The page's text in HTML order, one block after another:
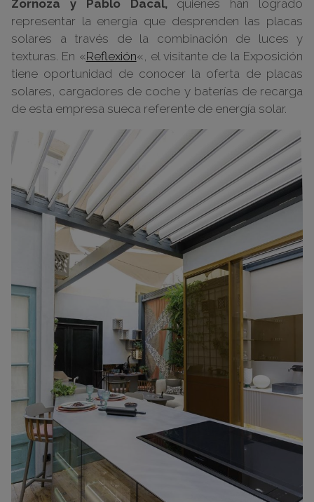
Zornoza y Pablo Dacal, quienes han logrado
representar la energía que desprenden las placas
solares a través de la combinación de luces y
texturas. En «Reflexión«, el visitante de la Exposición
tiene oportunidad de conocer la oferta de placas
solares, cargadores de coche y baterías de recarga
de esta empresa sueca referente de energía solar.